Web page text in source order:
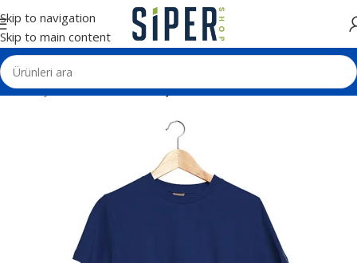
Skip to navigation
Skip to main content
Ana Sayfa Tekstil Ürünleri Tişörtler